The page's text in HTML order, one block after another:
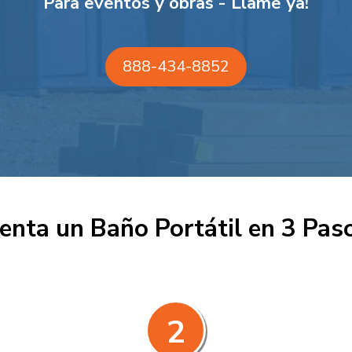
888-434-8852
un Baño Portátil en 3
2